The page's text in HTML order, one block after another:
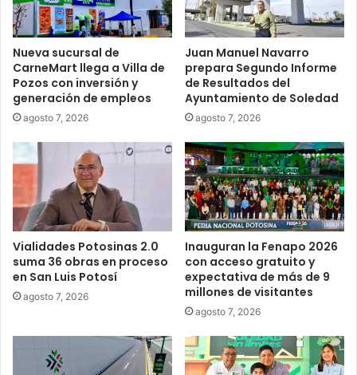
Nueva sucursal de
CarneMart llega a Villa de
Pozos con inversión y
generación de empleos
agosto 7, 2026
Juan Manuel Navarro
prepara Segundo Informe
de Resultados del
Ayuntamiento de Soledad
agosto 7, 2026
Vialidades Potosinas 2.0
suma 36 obras en proceso
en San Luis Potosí
agosto 7, 2026
Inauguran la Fenapo 2026
con acceso gratuito y
expectativa de más de 9
millones de visitantes
agosto 7, 2026